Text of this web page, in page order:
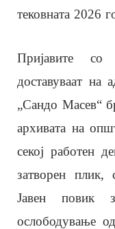
тековната 2026
Пријавите со
доставуваат на
„Сандо Масев“
архивата на
секој работен
затворен
Јавен повик
ослободување